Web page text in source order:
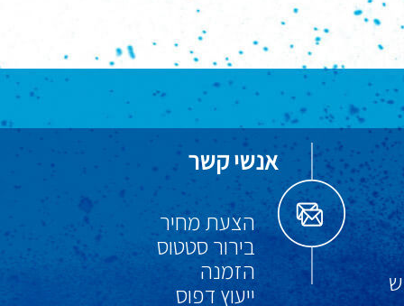
אנשי קשר
הצעת מחיר
בירור סטטוס
הזמנה
ייעוץ דפוס